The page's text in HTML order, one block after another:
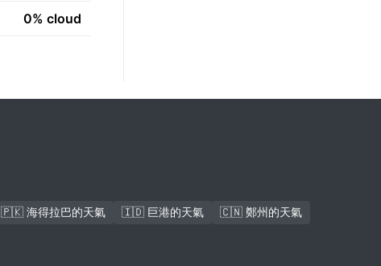
0% cloud
🇵🇰 海得拉巴的天氣 🇮🇩 巨港的天氣
🇨🇳 鄭州的天氣